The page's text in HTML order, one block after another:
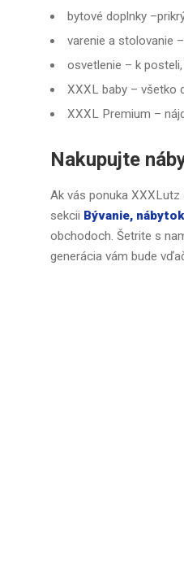
bytové doplnky –
varenie a stolovanie –
osvetlenie – k
XXXL baby –všetko
XXXL Premium –
Nakupujte
Ak vás ponuka
sekcii Bývanie,
obchodoch. Šetrite s
generácia vám bude